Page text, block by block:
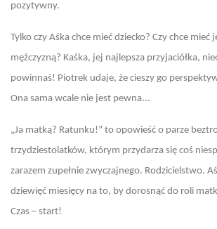
pozytywny.
Tylko czy Aśka chce mieć dziecko? Czy chce mieć
mężczyzną? Kaśka, jej najlepsza przyjaciółka,
powinnaś! Piotrek udaje, że cieszy go
Ona sama wcale nie jest pewna...
„Ja matką? Ratunku!” to opowieść o parze
trzydziestolatków, którym przydarza się coś
zarazem zupełnie zwyczajnego. Rodzicielstwo.
dziewięć miesięcy na to, by dorosnąć do roli
Czas – start!